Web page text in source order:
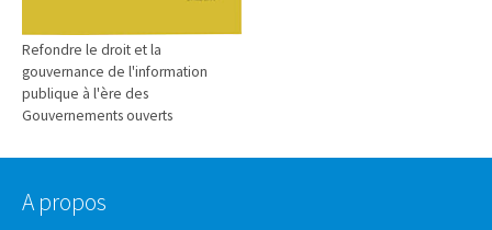
Refondre le droit et la
gouvernance de l'information
publique à l'ère des
Gouvernements ouverts
A propos